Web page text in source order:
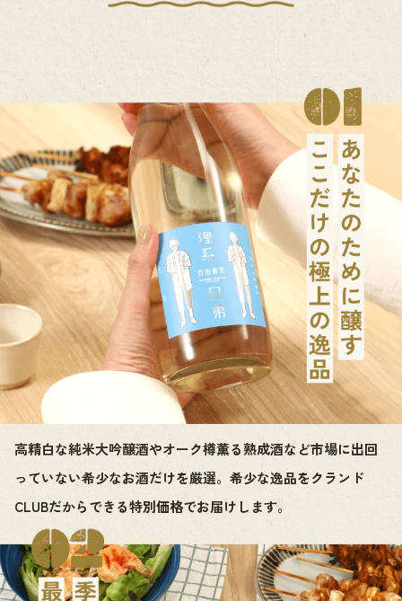
高精白な純米大吟醸酒やオーク樽薫る熟成酒など市場に出回
っていない希少なお酒だけを厳選。希少な逸品をクランド
CLUBだからできる特別価格でお届けします。